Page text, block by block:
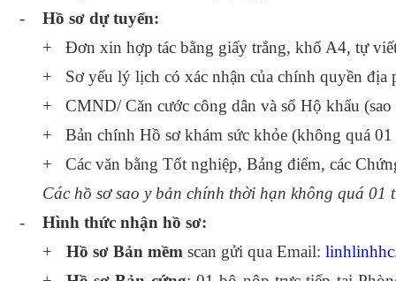
-
Hồ sơ dự tuyển:
+
Đơn xin hợp tác bằng giấy trắng, khổ A4, tự
+
Sơ yếu lý lịch có xác nhận của chính quyền địa
+
CMND/ Căn cước công dân và sổ Hộ khẩu
+
Bản chính Hồ sơ khám sức khỏe (không quá
+
Các văn bằng Tốt nghiệp, Bảng điểm, các
Các hồ sơ sao y bản chính thời hạn không quá 01
-
Hình thức nhận hồ sơ:
+
Hồ sơ Bản mềm scan gửi qua Email: